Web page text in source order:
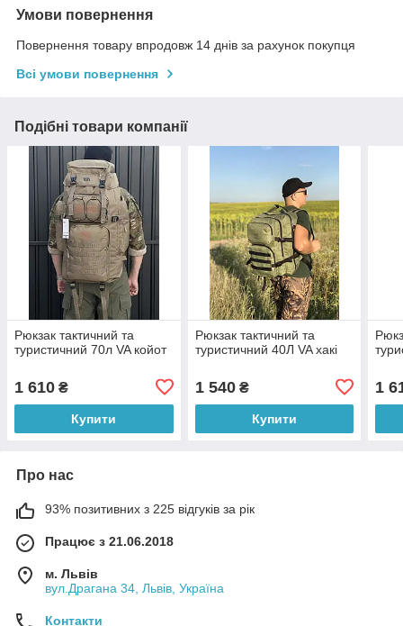
Умови повернення
Повернення товару впродовж 14 днів за рахунок покупця
Всі умови повернення
Подібні товари компанії
Рюкзак тактичний та
туристичний 70л VA койот
1 610 ₴
Купити
Рюкзак тактичний та
туристичний 40Л VA хакі
1 540₴
Купити
1
Про нас
93% позитивних з 225 відгуків за рік
Працює з 21.06.2018
м. Львів
вул.Драгана 34, Львів, Україна
Контакти